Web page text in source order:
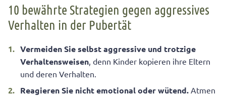
10 bewährte Strategien gegen aggressives
Verhalten in der Pubertät
Vermeiden Sie selbst aggressive und trotzige
Verhaltensweisen, denn Kinder kopieren ihre Eltern
und deren Verhalten.
Reagieren Sie nicht emotional oder wütend. Atmen